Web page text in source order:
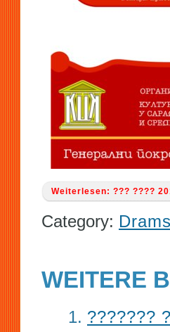
Weiterlesen: ??? ????
Category:
WEITERE
???????